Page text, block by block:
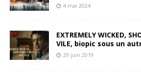
4 mai 2024
EXTREMELY WICKED,
VILE, biopic sous un
29 juin 2019